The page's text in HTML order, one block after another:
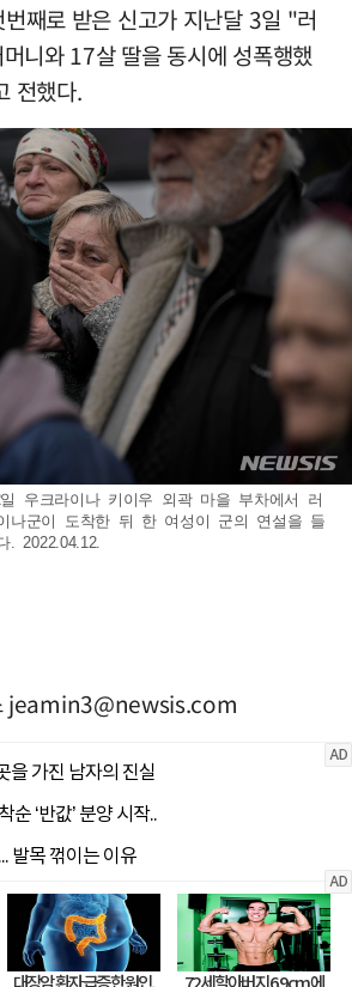
째로 받은 신고가 지난달 3일 "러
니와 17살 딸을 동시에 성폭행했
전했다.
우크라이나 키이우 외곽 마을 부차에서 러
나군이 도착한 뒤 한 여성이 군의 연설을 들
. 2022.04.12.
jeamin3@newsis.com